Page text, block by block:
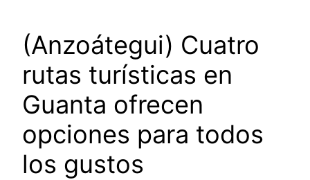
(Anzoátegui) Cuatro
rutas turísticas en
Guanta ofrecen
opciones para todos
los gustos